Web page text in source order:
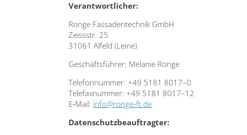
Ver­ant­wort­li­cher:
Ron­ge Fas­sa­den­tech­nik GmbH
Zeiss­str. 25
31061 Alfeld (Lei­ne)
Geschäfts­füh­rer: Mela­nie Ron­ge
Tele­fon­num­mer: +49 5181 8017–0
Tele­fax­num­mer: +49 5181 8017–12
E‑Mail: info@ronge-ft.de
Daten­schutz­be­auf­trag­ter: